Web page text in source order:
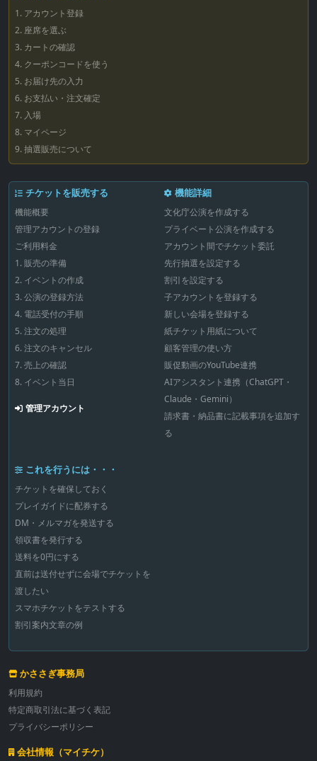
1. アカウント登録
2. 座席を選ぶ
3. カートの確認
4. クーポンコードを使う
5. お届け先の入力
6. お支払い・注文確定
7. 入場
8. マイページ
9. 抽選販売について
チケットを販売する
機能概要
管理アカウントの登録
ご利用料金
1. 販売の準備
2. イベントの作成
3. 公演の登録方法
4. 電話受付の手順
5. 注文の処理
6. 注文のキャンセル
7. 売上の確認
8. イベント当日
管理アカウント
機能詳細
文化庁公演を作成する
プライベート公演を作成する
アカウント間でチケット委託
先行抽選を設定する
割引を設定する
子アカウントを登録する
新しい会場を登録する
紙チケット用紙について
顧客管理の使い方
販促動画のYouTube連携
AIアシスタント連携（ChatGPT・
Claude・Gemini）
請求書・納品書に記載事項を追加す
る
これを行うには・・・
チケットを確保しておく
プレイガイドに配券する
DM・メルマガを発送する
領収書を発行する
送料を0円にする
直前は送付せずに会場でチケットを
渡したい
スマホチケットをテストする
割引案内文章の例
かささぎ事務局
利用規約
特定商取引法に基づく表記
プライバシーポリシー
会社情報（マイチケ）